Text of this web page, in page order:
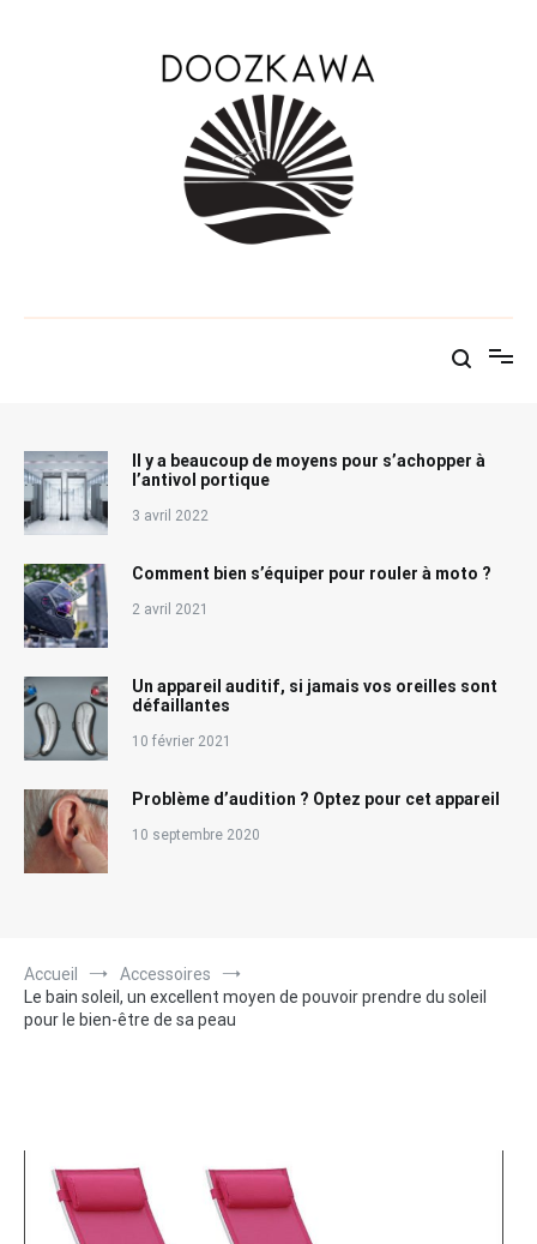
Il y a beaucoup de moyens pour s’achopper à
l’antivol portique
3 avril 2022
Comment bien s’équiper pour rouler à moto ?
2 avril 2021
Un appareil auditif, si jamais vos oreilles sont
défaillantes
10 février 2021
Problème d’audition ? Optez pour cet appareil
10 septembre 2020
Accueil
Accessoires
Le bain soleil, un excellent moyen de pouvoir prendre du soleil
pour le bien-être de sa peau